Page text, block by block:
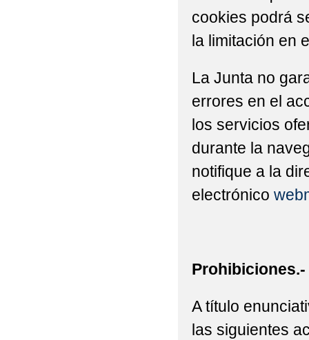
cookies podrá
la limitación en
La Junta no
errores en el
los servicios
durante la
notifique a la
electrónico
Prohibiciones.-
A título
las siguientes